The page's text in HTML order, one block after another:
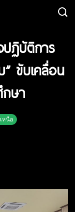
ปฏิบัติการ
ขับเคลื่อน
ษา
หนือ